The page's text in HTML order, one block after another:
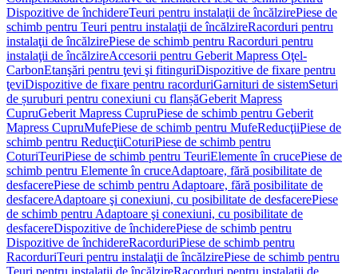
Dispozitive de închidereTeuri pentru instalaţii de încălzirePiese de
schimb pentru Teuri pentru instalaţii de încălzireRacorduri pentru
instalaţii de încălzirePiese de schimb pentru Racorduri pentru
instalaţii de încălzireAccesorii pentru Geberit Mapress Oţel-
CarbonEtanşări pentru ţevi şi fitinguriDispozitive de fixare pentru
ţeviDispozitive de fixare pentru racorduriGarnituri de sistemSeturi
de șuruburi pentru conexiuni cu flanșăGeberit Mapress
CupruGeberit Mapress CupruPiese de schimb pentru Geberit
Mapress CupruMufePiese de schimb pentru MufeReducţiiPiese de
schimb pentru ReducţiiCoturiPiese de schimb pentru
CoturiTeuriPiese de schimb pentru TeuriElemente în crucePiese de
schimb pentru Elemente în cruceAdaptoare, fără posibilitate de
desfacerePiese de schimb pentru Adaptoare, fără posibilitate de
desfacereAdaptoare şi conexiuni, cu posibilitate de desfacerePiese
de schimb pentru Adaptoare şi conexiuni, cu posibilitate de
desfacereDispozitive de închiderePiese de schimb pentru
Dispozitive de închidereRacorduriPiese de schimb pentru
RacorduriTeuri pentru instalaţii de încălzirePiese de schimb pentru
Teuri pentru instalaţii de încălzireRacorduri pentru instalaţii de